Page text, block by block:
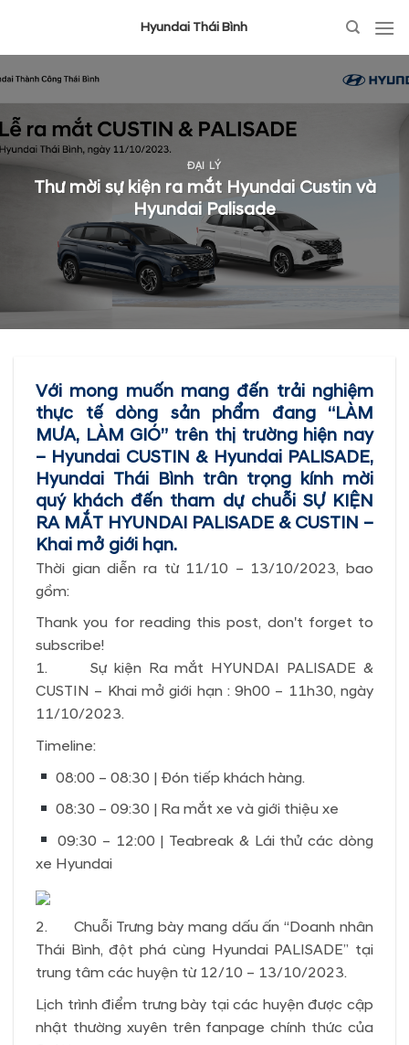
Hyundai Thái Bình
ĐẠI LÝ
Thư mời sự kiện ra mắt Hyundai Custin và
Hyundai Palisade
Với mong muốn mang đến trải nghiệm
thực tế dòng sản phẩm đang “LÀM
MƯA, LÀM GIÓ” trên thị trường hiện nay
– Hyundai CUSTIN & Hyundai PALISADE,
Hyundai Thái Bình trân trọng kính mời
quý khách đến tham dự chuỗi SỰ KIỆN
RA MẮT HYUNDAI PALISADE & CUSTIN –
Khai mở giới hạn.
Thời gian diễn ra từ 11/10 – 13/10/2023, bao
gồm:
Thank you for reading this post, don't forget to
subscribe!
1. Sự kiện Ra mắt HYUNDAI PALISADE &
CUSTIN – Khai mở giới hạn : 9h00 – 11h30, ngày
11/10/2023.
Timeline:
08:00 – 08:30 | Đón tiếp khách hàng.
08:30 – 09:30 | Ra mắt xe và giới thiệu xe
09:30 – 12:00 | Teabreak & Lái thử các dòng
xe Hyundai
2. Chuỗi Trưng bày mang dấu ấn “Doanh nhân
Thái Bình, đột phá cùng Hyundai PALISADE” tại
trung tâm các huyện từ 12/10 – 13/10/2023.
Lịch trình điểm trưng bày tại các huyện được cập
nhật thường xuyên trên fanpage chính thức của